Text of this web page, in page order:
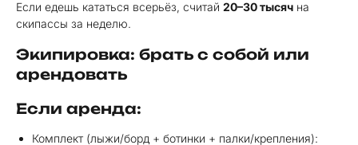
Если едешь кататься всерьёз, считай 20–30 тысяч на
скипассы за неделю.
Экипировка: брать с собой или
арендовать
Если аренда:
Комплект (лыжи/борд + ботинки + палки/крепления):